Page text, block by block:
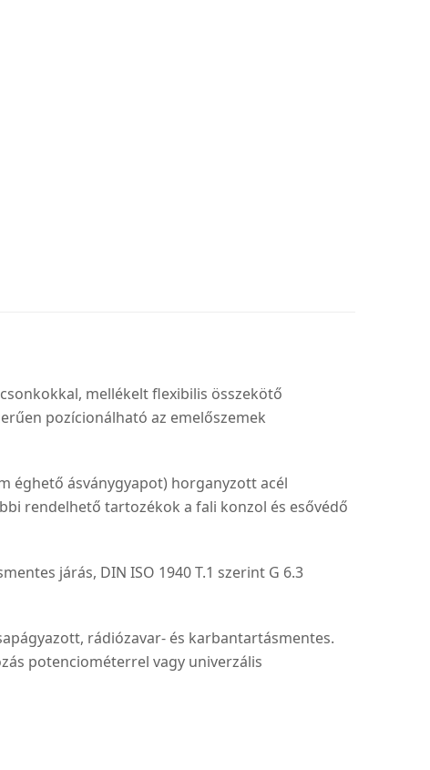
mellékelt flexibilis összekötő
pozícionálható az emelőszemek
éghető ásványgyapot) horganyzott acél
rendelhető tartozékok a fali konzol és esővédő
járás, DIN ISO 1940 T.1 szerint G 6.3
rádiózavar- és karbantartásmentes.
potenciométerrel vagy univerzális